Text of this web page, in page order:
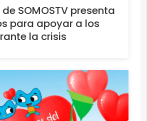
SOMOSTV presenta
para apoyar a los
la crisis